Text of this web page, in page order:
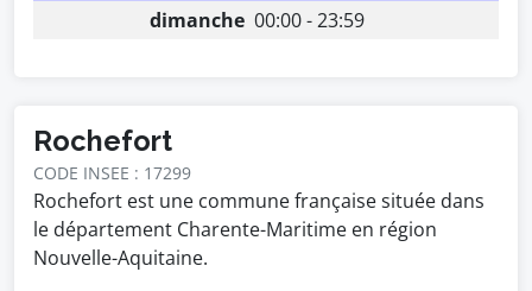
dimanche 00:00 - 23:59
Rochefort
CODE INSEE : 17299
Rochefort est une commune française située dans
le département Charente-Maritime en région
Nouvelle-Aquitaine.